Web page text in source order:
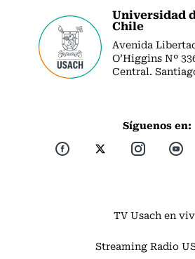
Universidad
Chile
Avenida
O’Higgins Nº
Central.
Síguenos en:
TV Usach en
Streaming Radio